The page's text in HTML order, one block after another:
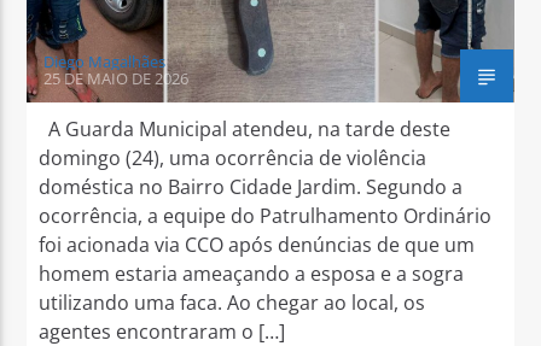
Diego Magalhães
25 DE MAIO DE 2026
A Guarda Municipal atendeu, na tarde deste
domingo (24), uma ocorrência de violência
doméstica no Bairro Cidade Jardim. Segundo a
ocorrência, a equipe do Patrulhamento Ordinário
foi acionada via CCO após denúncias de que um
homem estaria ameaçando a esposa e a sogra
utilizando uma faca. Ao chegar ao local, os
agentes encontraram o […]